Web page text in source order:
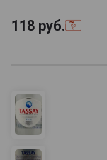
118 руб.